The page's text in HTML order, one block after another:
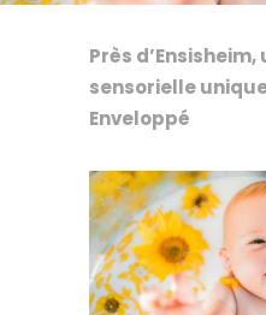
Près
sensorielle
Enveloppé